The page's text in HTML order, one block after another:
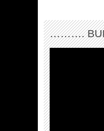
……….